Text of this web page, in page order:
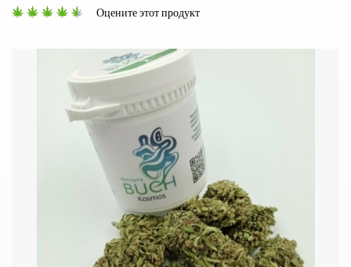
Оцените этот продукт